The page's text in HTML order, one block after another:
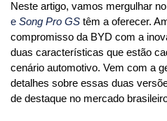
Neste artigo, vamos mergulhar
e Song Pro GS têm a oferecer.
compromisso da BYD com a
duas características que estão
cenário automotivo. Vem com a
detalhes sobre essas duas
de destaque no mercado